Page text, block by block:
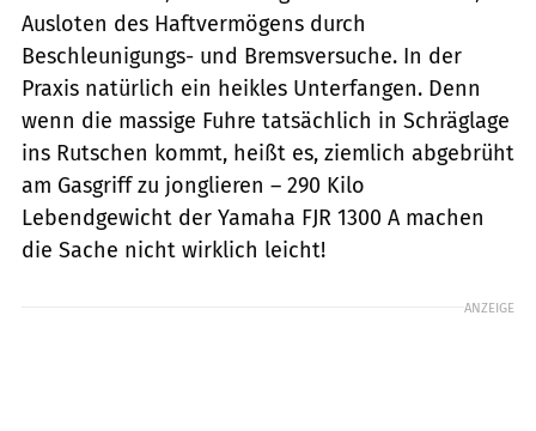
Ausloten des Haftvermögens durch
Beschleunigungs- und Bremsversuche. In der
Praxis natürlich ein heikles Unterfangen. Denn
wenn die massige Fuhre tatsächlich in Schräglage
ins Rutschen kommt, heißt es, ziemlich abgebrüht
am Gasgriff zu jonglieren – 290 Kilo
Lebendgewicht der Yamaha FJR 1300 A machen
die Sache nicht wirklich leicht!
ANZEIGE